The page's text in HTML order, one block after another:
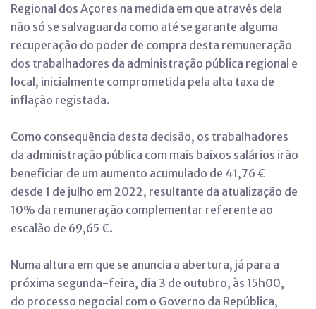
Regional dos Açores na medida em que através dela
não só se salvaguarda como até se garante alguma
recuperação do poder de compra desta remuneração
dos trabalhadores da administração pública regional e
local, inicialmente comprometida pela alta taxa de
inflação registada.
Como consequência desta decisão, os trabalhadores
da administração pública com mais baixos salários irão
beneficiar de um aumento acumulado de 41,76 €
desde 1 de julho em 2022, resultante da atualização de
10% da remuneração complementar referente ao
escalão de 69,65 €.
Numa altura em que se anuncia a abertura, já para a
próxima segunda-feira, dia 3 de outubro, às 15h00,
do processo negocial com o Governo da República,